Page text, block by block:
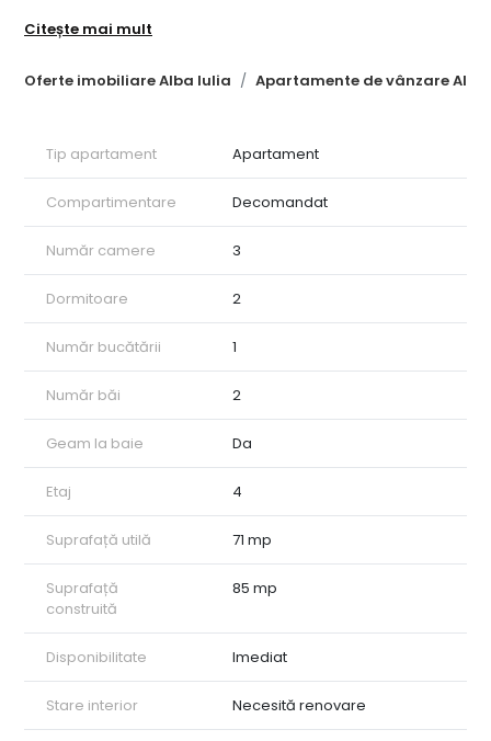
Oferte imobiliare Alba Iulia Apartamente de vânzare
spațiilor, totul după preferințele tale. 71 mp în zona Cetate, cu
găsește la acest preț.
Pentru detalii sau pentru a programa o vizionare, vă stăm la
Citește mai mult
Tip apartament Apartament
Compartimentare Decomandat
Număr camere 3
Dormitoare 2
Număr bucătării 1
Număr băi 2
Geam la baie Da
Etaj 4
Suprafață utilă 71 mp
Suprafață
construită
85 mp
Disponibilitate Imediat
Stare interior Necesită renovare